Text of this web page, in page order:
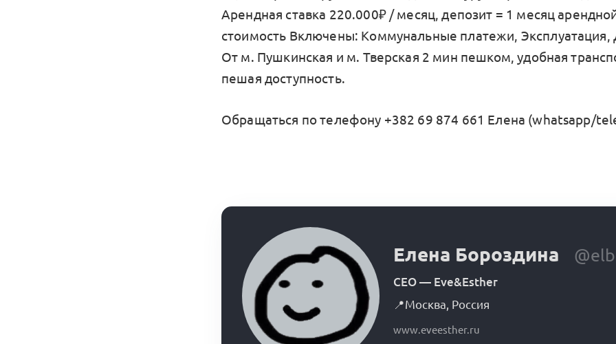
Арендная ставка 220.000₽ / месяц, депозит = 1 месяц
стоимость Включены: Коммунальные платежи, Эксплуатация,
От м. Пушкинская и м. Тверская 2 мин пешком, удобная
пешая доступность.
Обращаться по телефону +382 69 874 661 Елена (whatsapp/
Елена Бороздина
CEO — Eve&Esther
📍Москва Россия
www.eveesther.ru